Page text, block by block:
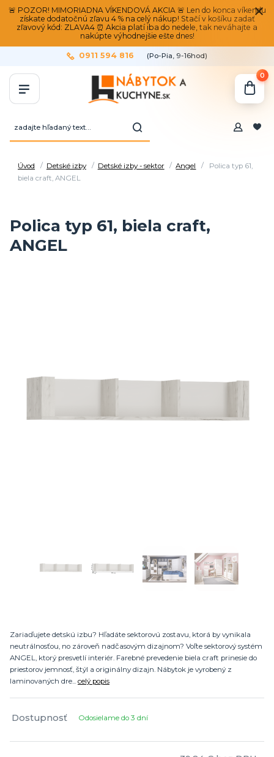
🚨 POZOR! MIMORIADNA VÍKENDOVÁ AKCIA 🚨 Len do konca víkendu
získate dodatočnú zľavu 4 % na celý nákup! Stačí v košíku zadať
zľavový kód: ZLAVA4 ⏰ Akcia platí iba do nedele, tak neváhajte a
nakúpte výhodnejšie ešte dnes!
0911 594 816 (Po-Pia, 9-16hod)
0
Úvod Detské izby Detské izby - sektor Angel
Polica typ 61,
biela craft, ANGEL
Polica typ 61, biela craft,
ANGEL
Zariaďujete detskú izbu? Hľadáte sektorovú zostavu, ktorá by vynikala
neutrálnosťou, no zároveň nadčasovým dizajnom? Voľte sektorový systém
ANGEL, ktorý presvetlí interiér. Farebné prevedenie biela craft prinesie do
priestorov jemnosť, štýl a originálny dizajn. Nábytok je vyrobený z
laminovaných dre... celý popis
Dostupnosť Odosielame do 3 dní